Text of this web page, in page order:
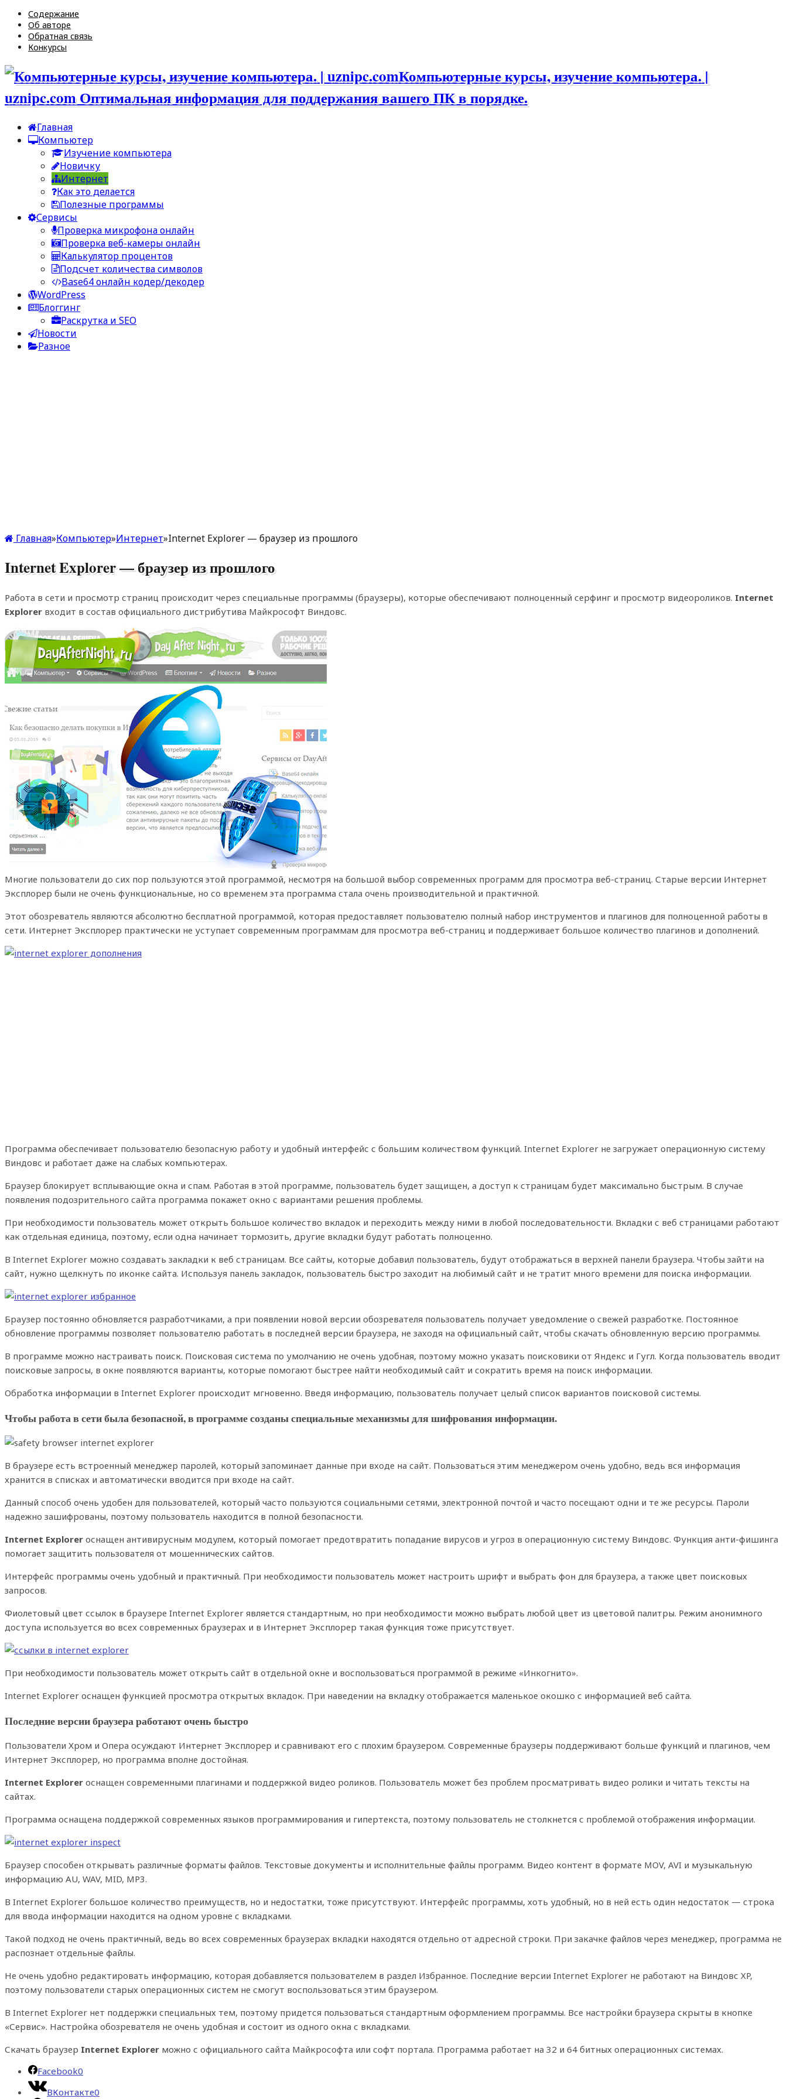
Содержание
Об авторе
Обратная связь
Конкурсы
Компьютерные курсы, изучение компьютера. |
uznipc.com Оптимальная информация для поддержания вашего ПК в порядке.
Главная
Компьютер
Изучение компьютера
Новичку
Интернет
Как это делается
Полезные программы
Сервисы
Проверка микрофона онлайн
Проверка веб-камеры онлайн
Калькулятор процентов
Подсчет количества символов
Base64 онлайн кодер/декодер
WordPress
Блоггинг
Раскрутка и SEO
Новости
Разное
Главная»Компьютер»Интернет»Internet Explorer — браузер из прошлого
Internet Explorer — браузер из прошлого
Работа в сети и просмотр страниц происходит через специальные программы (браузеры), которые обеспечивают полноценный серфинг и просмотр видеороликов. Internet
Explorer входит в состав официального дистрибутива Майкрософт Виндовс.
Многие пользователи до сих пор пользуются этой программой, несмотря на большой выбор современных программ для просмотра веб-страниц. Старые версии Интернет
Эксплорер были не очень функциональные, но со временем эта программа стала очень производительной и практичной.
Этот обозреватель являются абсолютно бесплатной программой, которая предоставляет пользователю полный набор инструментов и плагинов для полноценной работы в
сети. Интернет Эксплорер практически не уступает современным программам для просмотра веб-страниц и поддерживает большое количество плагинов и дополнений.
Программа обеспечивает пользователю безопасную работу и удобный интерфейс с большим количеством функций. Internet Explorer не загружает операционную систему
Виндовс и работает даже на слабых компьютерах.
Браузер блокирует всплывающие окна и спам. Работая в этой программе, пользователь будет защищен, а доступ к страницам будет максимально быстрым. В случае
появления подозрительного сайта программа покажет окно с вариантами решения проблемы.
При необходимости пользователь может открыть большое количество вкладок и переходить между ними в любой последовательности. Вкладки с веб страницами работают
как отдельная единица, поэтому, если одна начинает тормозить, другие вкладки будут работать полноценно.
В Internet Explorer можно создавать закладки к веб страницам. Все сайты, которые добавил пользователь, будут отображаться в верхней панели браузера. Чтобы зайти на
сайт, нужно щелкнуть по иконке сайта. Используя панель закладок, пользователь быстро заходит на любимый сайт и не тратит много времени для поиска информации.
Браузер постоянно обновляется разработчиками, а при появлении новой версии обозревателя пользователь получает уведомление о свежей разработке. Постоянное
обновление программы позволяет пользователю работать в последней версии браузера, не заходя на официальный сайт, чтобы скачать обновленную версию программы.
В программе можно настраивать поиск. Поисковая система по умолчанию не очень удобная, поэтому можно указать поисковики от Яндекс и Гугл. Когда пользователь вводит
поисковые запросы, в окне появляются варианты, которые помогают быстрее найти необходимый сайт и сократить время на поиск информации.
Обработка информации в Internet Explorer происходит мгновенно. Введя информацию, пользователь получает целый список вариантов поисковой системы.
Чтобы работа в сети была безопасной, в программе созданы специальные механизмы для шифрования информации.
В браузере есть встроенный менеджер паролей, который запоминает данные при входе на сайт. Пользоваться этим менеджером очень удобно, ведь вся информация
хранится в списках и автоматически вводится при входе на сайт.
Данный способ очень удобен для пользователей, который часто пользуются социальными сетями, электронной почтой и часто посещают одни и те же ресурсы. Пароли
надежно зашифрованы, поэтому пользователь находится в полной безопасности.
Internet Explorer оснащен антивирусным модулем, который помогает предотвратить попадание вирусов и угроз в операционную систему Виндовс. Функция анти-фишинга
помогает защитить пользователя от мошеннических сайтов.
Интерфейс программы очень удобный и практичный. При необходимости пользователь может настроить шрифт и выбрать фон для браузера, а также цвет поисковых
запросов.
Фиолетовый цвет ссылок в браузере Internet Explorer является стандартным, но при необходимости можно выбрать любой цвет из цветовой палитры. Режим анонимного
доступа используется во всех современных браузерах и в Интернет Эксплорер такая функция тоже присутствует.
При необходимости пользователь может открыть сайт в отдельной окне и воспользоваться программой в режиме «Инкогнито».
Internet Explorer оснащен функцией просмотра открытых вкладок. При наведении на вкладку отображается маленькое окошко с информацией веб сайта.
Последние версии браузера работают очень быстро
Пользователи Хром и Опера осуждают Интернет Эксплорер и сравнивают его с плохим браузером. Современные браузеры поддерживают больше функций и плагинов, чем
Интернет Эксплорер, но программа вполне достойная.
Internet Explorer оснащен современными плагинами и поддержкой видео роликов. Пользователь может без проблем просматривать видео ролики и читать тексты на
сайтах.
Программа оснащена поддержкой современных языков программирования и гипертекста, поэтому пользователь не столкнется с проблемой отображения информации.
Браузер способен открывать различные форматы файлов. Текстовые документы и исполнительные файлы программ. Видео контент в формате MOV, AVI и музыкальную
информацию AU, WAV, MID, MP3.
В Internet Explorer большое количество преимуществ, но и недостатки, тоже присутствуют. Интерфейс программы, хоть удобный, но в ней есть один недостаток — строка
для ввода информации находится на одном уровне с вкладками.
Такой подход не очень практичный, ведь во всех современных браузерах вкладки находятся отдельно от адресной строки. При закачке файлов через менеджер, программа не
распознает отдельные файлы.
Не очень удобно редактировать информацию, которая добавляется пользователем в раздел Избранное. Последние версии Internet Explorer не работают на Виндовс XP,
поэтому пользователи старых операционных систем не смогут воспользоваться этим браузером.
В Internet Explorer нет поддержки специальных тем, поэтому придется пользоваться стандартным оформлением программы. Все настройки браузера скрыты в кнопке
«Сервис». Настройка обозревателя не очень удобная и состоит из одного окна с вкладками.
Скачать браузер Internet Explorer можно с официального сайта Майкрософта или софт портала. Программа работает на 32 и 64 битных операционных системах.
Facebook0
ВКонтакте0